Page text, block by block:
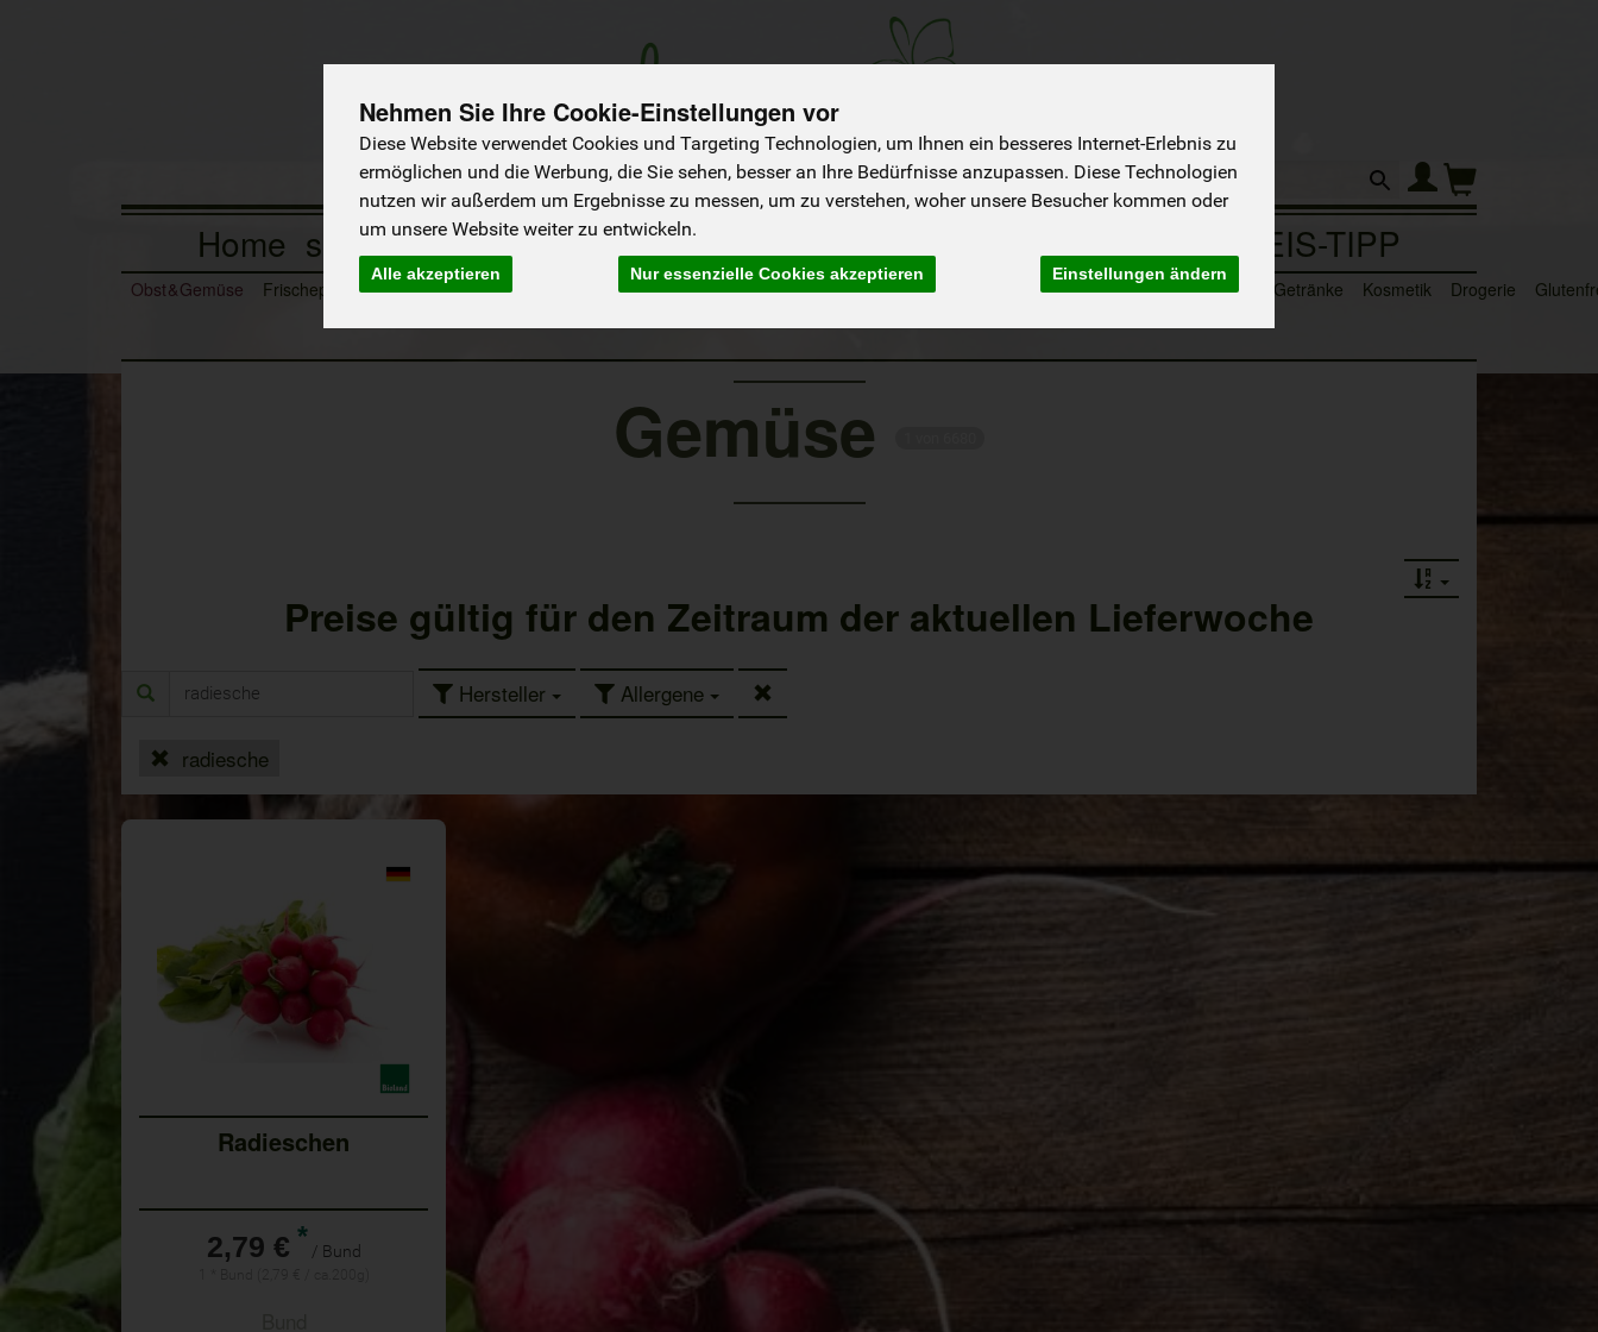
Nehmen Sie Ihre Cookie-Einstellungen vor
Diese Website verwendet Cookies und Targeting Technologien, um Ihnen ein besseres Internet-Erlebnis zu
ermöglichen und die Werbung, die Sie sehen, besser an Ihre Bedürfnisse anzupassen. Diese Technologien
nutzen wir außerdem um Ergebnisse zu messen, um zu verstehen, woher unsere Besucher kommen oder
um unsere Website weiter zu entwickeln.
Alle akzeptieren Nur essenzielle Cookies akzeptieren Einstellungen ändern
Produkt
Obst & Gemüse Frischeprodukte Tiefkühlprodukte Brot & Backwaren Frühstücksprodukte Koch- & Backzutaten Süße & Salzige Snacks Getränke Kosmetik Drogerie
Home so wird bestellt NEU Sommer-Saison PREIS-TIPP
Gemüse
Preise gültig für den Zeitraum der aktuellen Lieferwoche
Hersteller Allergene
radiesche
Radieschen
2,79 € * / Bund